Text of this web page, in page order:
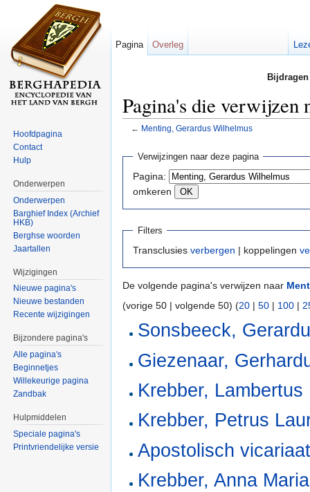
Pagina's die
← Menting, Gerardus Wilhelmus
Verwijzingen naar deze pagina
Pagina:
omkeren
Filters
Transclusies verbergen | koppelingen
De volgende pagina's verwijzen naar
(vorige 50 | volgende 50) (20 | 50 | 100 |
Sonsbeeck,
Giezenaar,
Krebber, Lambertus
Krebber, Petrus
Apostolisch
Krebber, Anna
Pagina Overleg
Hoofdpagina
Contact
Hulp
Onderwerpen
Onderwerpen
Barghief Index (Archief
HKB)
Berghse woorden
Jaartallen
Wijzigingen
Nieuwe pagina's
Nieuwe bestanden
Recente wijzigingen
Bijzondere pagina's
Alle pagina's
Beginnetjes
Willekeurige pagina
Zandbak
Hulpmiddelen
Speciale pagina's
Printvriendelijke versie